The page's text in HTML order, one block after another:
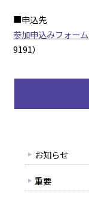
■申込先
参加申込みフォーム
9191）
お知らせ
重要